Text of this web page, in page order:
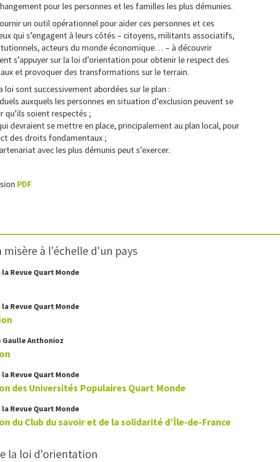
pour les personnes et les familles les plus démunies.
un outil opérationnel pour aider ces personnes et ces
qui s’engagent à leurs côtés – citoyens, militants associatifs,
acteurs du monde économique… – à découvrir
s’appuyer sur la loi d’orientation pour obtenir le respect des
et provoquer des transformations sur le terrain.
loi sont successivement abordées sur le plan :
auxquels les personnes en situation d’exclusion peuvent se
qu’ils soient respectés ;
devraient se mettre en place, principalement au plan local, pour
des droits fondamentaux ;
avec les plus démunis peut s’exercer.
PDF
misère à l'échelle d'un pays
Revue Quart Monde
Revue Quart Monde
Gaulle Anthonioz
Revue Quart Monde
des Universités Populaires Quart Monde
Revue Quart Monde
du Club du savoir et de la solidarité d’Île-de-France
la loi d'orientation